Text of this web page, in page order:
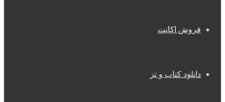
فروش اکانت
دانلود کتاب و تز